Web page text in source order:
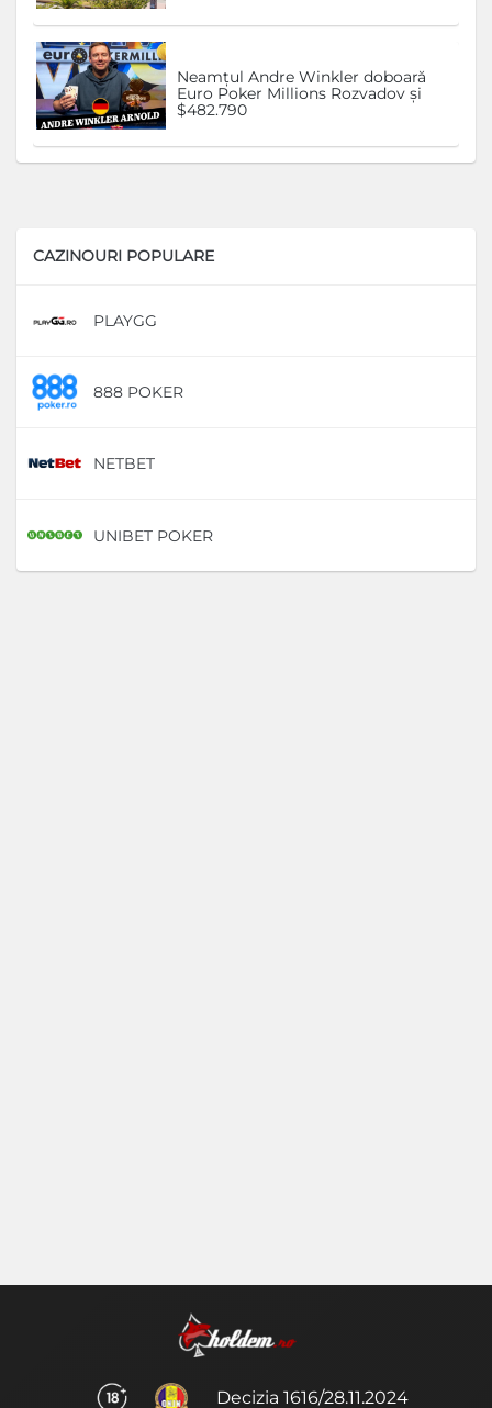
Neamțul Andre Winkler doboară
Euro Poker Millions Rozvadov și
$482.790
CAZINOURI POPULARE
PLAYGG
888 POKER
NETBET
UNIBET POKER
Decizia 1616/28.11.2024